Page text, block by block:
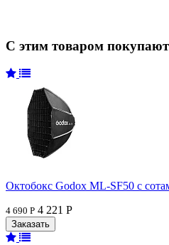
С этим товаром покупают
Октобокс Godox ML-SF50 с
4 690 Р 4 221 Р